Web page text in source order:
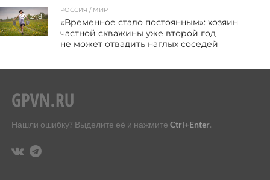
248
РОССИЯ / МИР
«Временное стало постоянным»: хозяин
частной скважины уже второй год
не может отвадить наглых соседей
Нашли ошибку? Выделите её и нажмите Ctrl+Enter.